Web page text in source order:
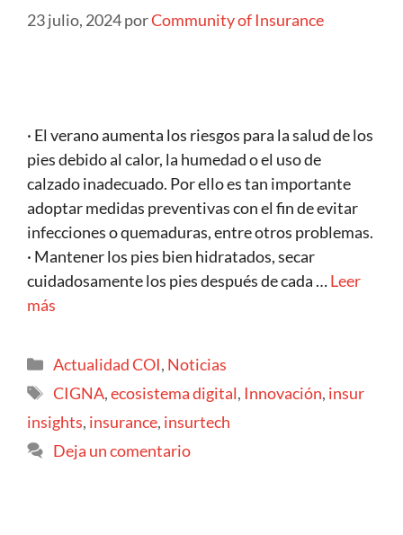
23 julio, 2024porCommunity of Insurance
· El verano aumenta los riesgos para la salud de los
pies debido al calor, la humedad o el uso de
calzado inadecuado. Por ello es tan importante
adoptar medidas preventivas con el fin de evitar
infecciones o quemaduras, entre otros problemas.
· Mantener los pies bien hidratados, secar
cuidadosamente los pies después de cada …Leer
más
Actualidad COI, Noticias
CIGNA,ecosistema digital, Innovación, insur
insights, insurance, insurtech
Deja un comentario